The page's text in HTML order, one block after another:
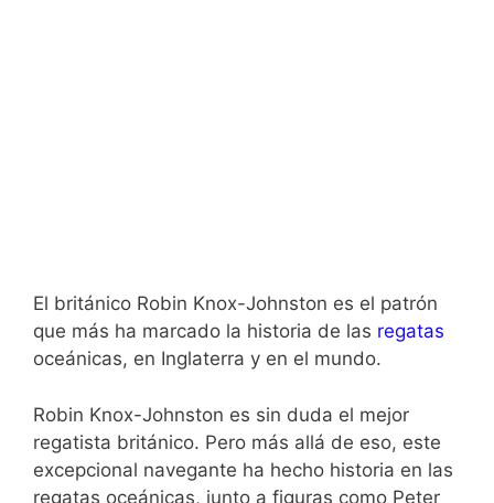
El británico Robin Knox-Johnston es el patrón
que más ha marcado la historia de las regatas
oceánicas, en Inglaterra y en el mundo.
Robin Knox-Johnston es sin duda el mejor
regatista británico. Pero más allá de eso, este
excepcional navegante ha hecho historia en las
regatas oceánicas, junto a figuras como Peter